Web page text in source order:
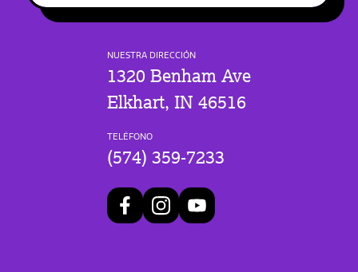
NUESTRA DIRECCIÓN
1320 Benham Ave
Elkhart, IN 46516
TELÉFONO
(574) 359-7233